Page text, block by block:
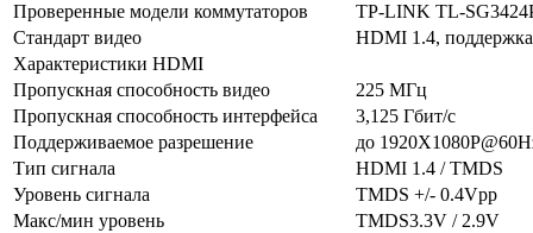
Проверенные модели коммутаторов
TP-LINK TL-
Стандарт видео
HDMI 1.4,
Характеристики HDMI
Пропускная способность видео
225 МГц
Пропускная способность интерфейса
3,125 Гбит/с
Поддерживаемое разрешение
до
Тип сигнала
HDMI 1.4 / TMDS
Уровень сигнала
TMDS +/- 0.4Vpp
Макс/мин уровень
TMDS3.3V / 2.9V